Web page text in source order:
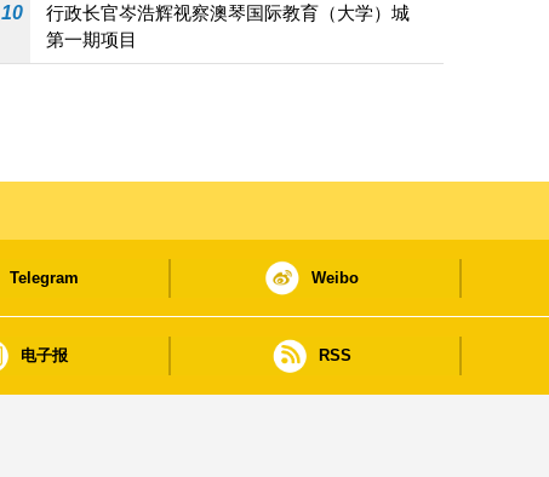
10
行政长官岑浩辉视察澳琴国际教育（大学）城
第一期项目
Telegram Weibo
电子报 RSS